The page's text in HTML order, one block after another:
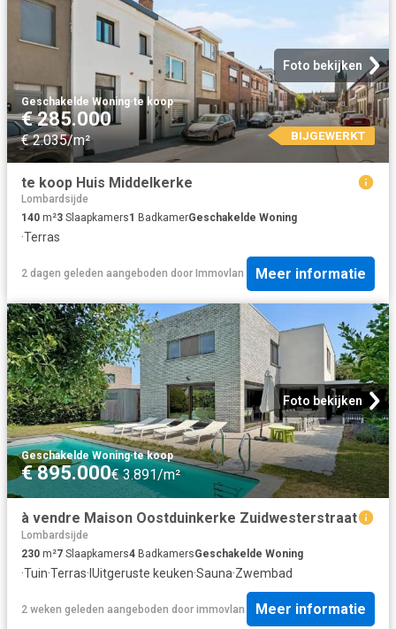
Foto bekijken
Geschakelde Woning·te koop
€ 285.000
€ 2.035/m² BIJGEWERKT
te koop Huis Middelkerke
Lombardsijde
140 m²3 Slaapkamers1 BadkamerGeschakelde Woning
·Terras
2 dagen geleden aangeboden door Immovlan Meer informatie
Foto bekijken
Geschakelde Woning·te koop
€ 895.000€ 3.891/m²
à vendre Maison Oostduinkerke Zuidwesterstraat
Lombardsijde
230 m²7 Slaapkamers4 BadkamersGeschakelde Woning
·Tuin·Terras· IUitgeruste keuken·Sauna·Zwembad
2 weken geleden aangeboden door immovlan Meer informatie